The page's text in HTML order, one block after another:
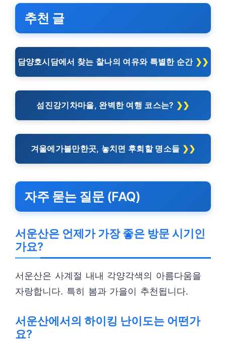
추천 글
담양호시담에서 찾는 찰나의 여유와 특별한 순간
섬진강기차마을, 완벽한 여행 코스는?
겨울에가볼만한곳, 놓치면 후회할 명소들
자주 묻는 질문 (FAQ)
서운산은 언제가 가장 좋은 방문 시기인
가요?
서운산은 사계절 내내 각양각색의 아름다움을
자랑합니다. 특히 봄과 가을이 추천됩니다.
서운산에서의 하이킹 난이도는 어떤가
요?